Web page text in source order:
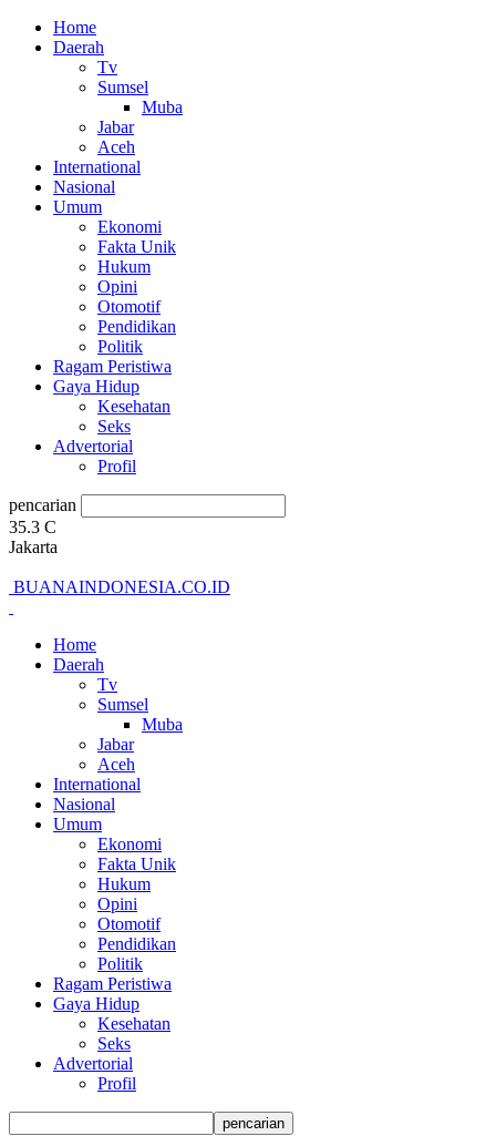
Home
Daerah
Tv
Sumsel
Muba
Jabar
Aceh
International
Nasional
Umum
Ekonomi
Fakta Unik
Hukum
Opini
Otomotif
Pendidikan
Politik
Ragam Peristiwa
Gaya Hidup
Kesehatan
Seks
Advertorial
Profil
pencarian
35.3 C
Jakarta
BUANAINDONESIA.CO.ID
Home
Daerah
Tv
Sumsel
Muba
Jabar
Aceh
International
Nasional
Umum
Ekonomi
Fakta Unik
Hukum
Opini
Otomotif
Pendidikan
Politik
Ragam Peristiwa
Gaya Hidup
Kesehatan
Seks
Advertorial
Profil